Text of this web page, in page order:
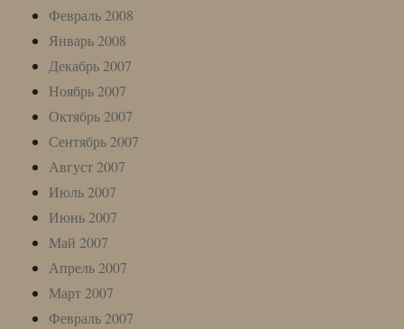
Февраль 2008
Январь 2008
Декабрь 2007
Ноябрь 2007
Октябрь 2007
Сентябрь 2007
Август 2007
Июль 2007
Июнь 2007
Май 2007
Апрель 2007
Март 2007
Февраль 2007